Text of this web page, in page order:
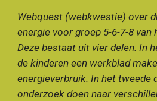
Webquest (webkwestie) over
energie voor groep 5-6-7-8
Deze bestaat uit vier delen. In
de kinderen een werkblad
energieverbruik. In het tweede
onderzoek doen naar